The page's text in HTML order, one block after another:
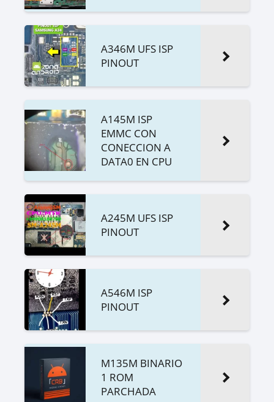
A346M UFS ISP
PINOUT
A145M ISP
EMMC CON
CONECCION A
DATA0 EN CPU
A245M UFS ISP
PINOUT
A546M ISP
PINOUT
M135M BINARIO
1 ROM
PARCHADA